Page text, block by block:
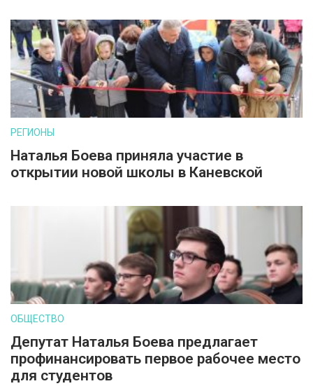
РЕГИОНЫ
Наталья Боева приняла участие в
открытии новой школы в Каневской
ОБЩЕСТВО
Депутат Наталья Боева предлагает
профинансировать первое рабочее место
для студентов